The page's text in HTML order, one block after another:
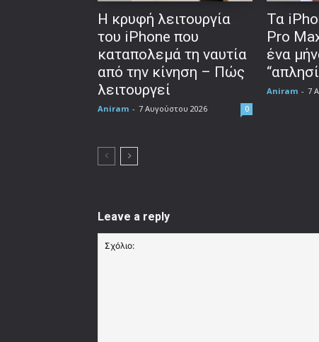
Η κρυφή λειτουργία
του iPhone που
καταπολεμά τη ναυτία
από την κίνηση – Πώς
λειτουργεί
Aniram - 7 Αυγούστου 2026 0
Τα
Pro
ένα
Aniram - 7
Leave a reply